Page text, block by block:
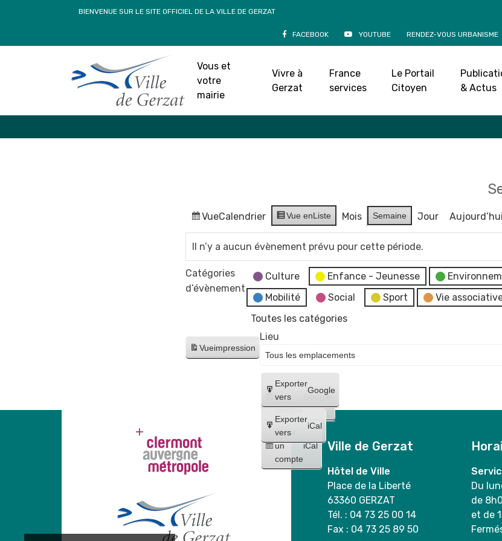
BIENVENUE SUR LE SITE OFFICIEL DE LA VILLE DE GERZAT
FACEBOOK YOUTUBE RENDEZ-VOUS URBANISME
Vous et
votre
mairie
Vivre à
Gerzat
France
services
Le Portail
Citoyen
& Actus
Accueil»Agenda
VueCalendrier Vue enListe Mois Semaine Jour Aujourd’hui
Il n’y a aucun évènement prévu pour cette période.
Catégories
d’évènement
Culture Enfance - Jeunesse
Mobilité
Social Sport Vie
Toutes les catégories
Vueimpression
Créer
un
compte
Google
Créer
un
compte
iCal
Exporter
vers
Google
Exporter
vers
iCal
Lieu
Ville de Gerzat
Hôtel de Ville
Place de la Liberté
63360 GERZAT
Tél. : 04 73 25 00 14
Fax : 04 73 25 89 50
Du
de
et de